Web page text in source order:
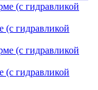
(с гидравликой
(с гидравликой